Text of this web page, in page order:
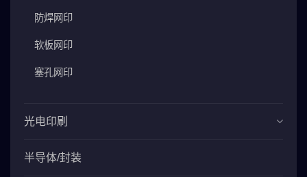
防焊网印
软板网印
塞孔网印
光电印刷
半导体/封装